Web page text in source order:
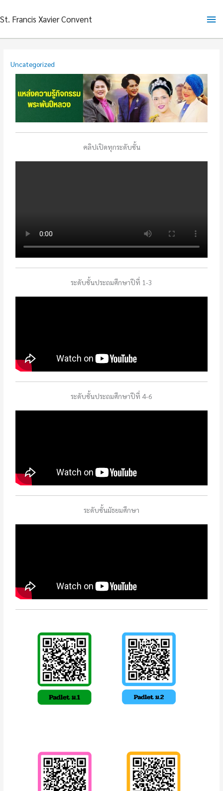
to
St. Francis Xavier Convent
Uncategorized
คลิปเปิดทุกระดับชั้น
ระดับชั้นประถมศึกษาปีที่ 1-3
ระดับชั้นประถมศึกษาปีที่ 4-6
ระดับชั้นมัธยมศึกษา